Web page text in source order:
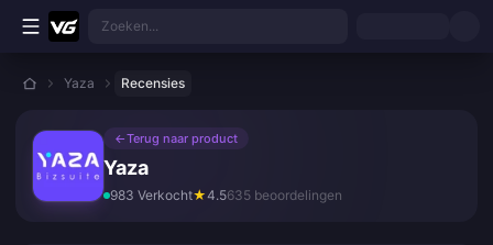
Ga direct naar de hoofdinhoud
Zoeken...
Yaza Recensies
←Terug naar product
Yaza
983 Verkocht★4.5635 beoordelingen